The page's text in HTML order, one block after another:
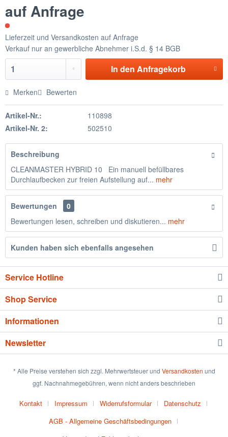
auf Anfrage
Lieferzeit und Versandkosten auf Anfrage
Verkauf nur an gewerbliche Abnehmer i.S.d. § 14 BGB
In den Anfragekorb
Merken Bewerten
Artikel-Nr.:
110898
Artikel-Nr. 2:
502510
Beschreibung
CLEANMASTER HYBRID 10 Ein manuell befüllbares
Durchlaufbecken zur freien Aufstellung auf... mehr
Bewertungen
0
Bewertungen lesen, schreiben und diskutieren... mehr
Kunden haben sich ebenfalls angesehen
Service Hotline
Shop Service
Informationen
Newsletter
* Alle Preise verstehen sich zzgl. Mehrwertsteuer und Versandkosten und
ggf. Nachnahmegebühren, wenn nicht anders beschrieben
Kontakt Impressum Widerrufsformular
Datenschutz
AGB - Allgemeine Geschäftsbedingungen